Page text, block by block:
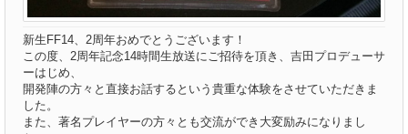
新生FF14、2周年おめでとうございます！
この度、2周年記念14時間生放送にご招待を頂き、吉田プロデューサ
ーはじめ、
開発陣の方々と直接お話するという貴重な体験をさせていただきま
した。
また、著名プレイヤーの方々とも交流ができ大変励みになりまし